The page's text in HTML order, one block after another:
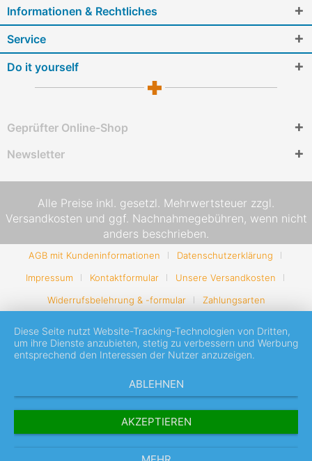
Informationen & Rechtliches
Service
Do it yourself
Geprüfter Online-Shop
Newsletter
Alle Preise inkl. gesetzl. Mehrwertsteuer zzgl.
Versandkosten und ggf. Nachnahmegebühren, wenn nicht
anders beschrieben.
AGB mit Kundeninformationen
Datenschutzerklärung
Impressum
Kontaktformular
Unsere Versandkosten
Widerrufsbelehrung & -formular
Zahlungsarten
Diese Seite nutzt Website-Tracking-Technologien von Dritten,
um ihre Dienste anzubieten, stetig zu verbessern und Werbung
entsprechend den Interessen der Nutzer anzuzeigen.
ABLEHNEN
AKZEPTIEREN